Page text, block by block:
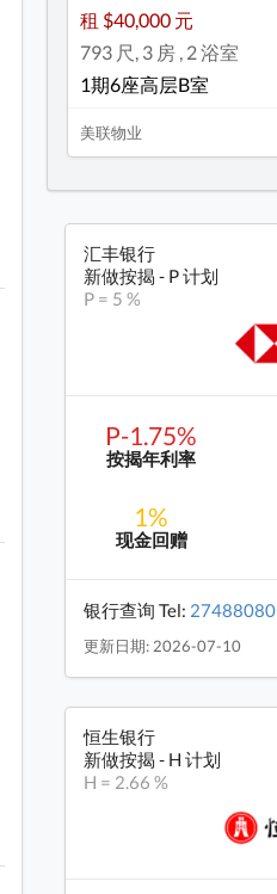
租 $40,000 元
793 尺, 3 房 , 2 浴室
1期6座高层B室
美联物业
汇丰银行
新做按揭 - P 计划
P = 5 %
P-1.75%
按揭年利率
1%
现金回赠
银行查询 Tel: 27488080
更新日期: 2026-07-10
恒生银行
新做按揭 - H 计划
H = 2.66 %